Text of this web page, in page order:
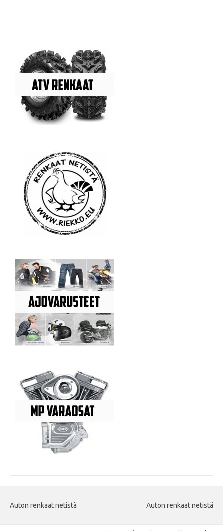
Auton renkaat netistä Auton renkaat netistä